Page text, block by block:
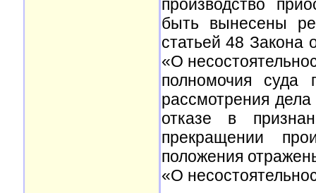
производство
быть вынесены
статьей 48 Закона
«О
полномочия суда
рассмотрения
отказе в
прекращении
положения
«О